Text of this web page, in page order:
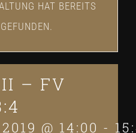
HAT BEREITS
– FV
@ 14:00 -